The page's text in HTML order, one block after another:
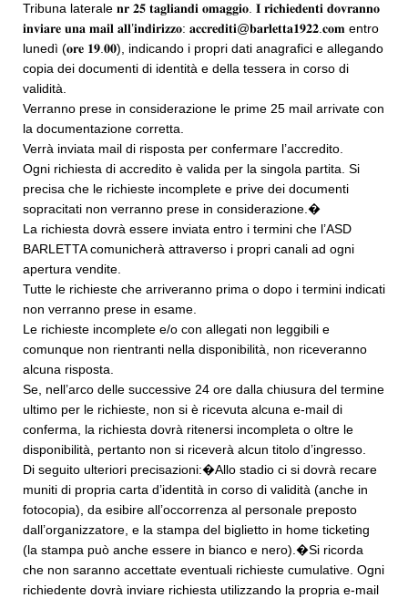
Tribuna laterale 𝐧𝐫 𝟐𝟓 𝐭𝐚𝐠𝐥𝐢𝐚𝐧𝐝𝐢 𝐨𝐦𝐚𝐠𝐠𝐢𝐨. 𝐈 𝐫𝐢𝐜𝐡𝐢𝐞𝐝𝐞𝐧𝐭𝐢 𝐝𝐨𝐯𝐫𝐚𝐧𝐧𝐨
𝐢𝐧𝐯𝐢𝐚𝐫𝐞 𝐮𝐧𝐚 𝐦𝐚𝐢𝐥 𝐚𝐥𝐥’𝐢𝐧𝐝𝐢𝐫𝐢𝐳𝐳𝐨: 𝐚𝐜𝐜𝐫𝐞𝐝𝐢𝐭𝐢@𝐛𝐚𝐫𝐥𝐞𝐭𝐭𝐚𝟏𝟗𝟐𝟐.𝐜𝐨𝐦 entro
lunedì (𝐨𝐫𝐞 𝟏𝟗.𝟎𝟎), indicando i propri dati anagrafici e allegando
copia dei documenti di identità e della tessera in corso di
validità.
Verranno prese in considerazione le prime 25 mail arrivate con
la documentazione corretta.
Verrà inviata mail di risposta per confermare l’accredito.
Ogni richiesta di accredito è valida per la singola partita. Si
precisa che le richieste incomplete e prive dei documenti
sopracitati non verranno prese in considerazione.�
La richiesta dovrà essere inviata entro i termini che l’ASD
BARLETTA comunicherà attraverso i propri canali ad ogni
apertura vendite.
Tutte le richieste che arriveranno prima o dopo i termini indicati
non verranno prese in esame.
Le richieste incomplete e/o con allegati non leggibili e
comunque non rientranti nella disponibilità, non riceveranno
alcuna risposta.
Se, nell’arco delle successive 24 ore dalla chiusura del termine
ultimo per le richieste, non si è ricevuta alcuna e-mail di
conferma, la richiesta dovrà ritenersi incompleta o oltre le
disponibilità, pertanto non si riceverà alcun titolo d’ingresso.
Di seguito ulteriori precisazioni:�Allo stadio ci si dovrà recare
muniti di propria carta d’identità in corso di validità (anche in
fotocopia), da esibire all’occorrenza al personale preposto
dall’organizzatore, e la stampa del biglietto in home ticketing
(la stampa può anche essere in bianco e nero).�Si ricorda
che non saranno accettate eventuali richieste cumulative. Ogni
richiedente dovrà inviare richiesta utilizzando la propria e-mail